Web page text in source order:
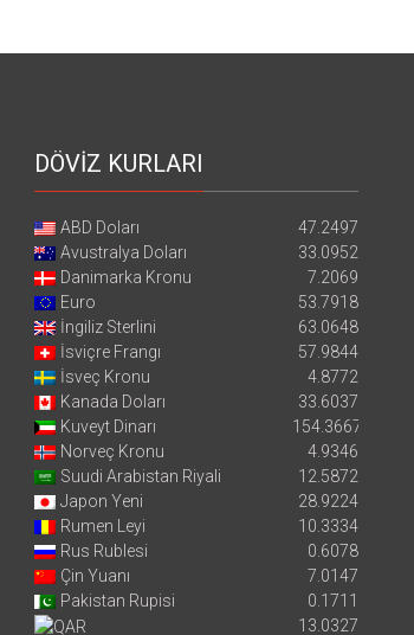
DÖVİZ KURLARI
ABD Doları
47.2497
Avustralya Doları
33.0952
Danimarka Kronu
7.2069
Euro
53.7918
İngiliz Sterlini
63.0648
İsviçre Frangı
57.9844
İsveç Kronu
4.8772
Kanada Doları
33.6037
Kuveyt Dinarı
154.3667
Norveç Kronu
4.9346
Suudi Arabistan Riyali
12.5872
Japon Yeni
28.9224
Rumen Leyi
10.3334
Rus Rublesi
0.6078
Çin Yuanı
7.0147
Pakistan Rupisi
0.1711
13.0327